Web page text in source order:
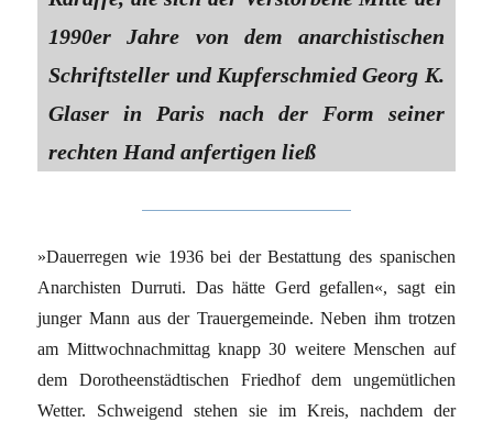
1990er Jahre von dem anarchistischen
Schriftsteller und Kupferschmied Georg K.
Glaser in Paris nach der Form seiner
rechten Hand anfertigen ließ
»Dauerregen wie 1936 bei der Bestattung des spanischen
Anarchisten Durruti. Das hätte Gerd gefallen«, sagt ein
junger Mann aus der Trauergemeinde. Neben ihm trotzen
am Mittwochnachmittag knapp 30 weitere Menschen auf
dem Dorotheenstädtischen Friedhof dem ungemütlichen
Wetter. Schweigend stehen sie im Kreis, nachdem der